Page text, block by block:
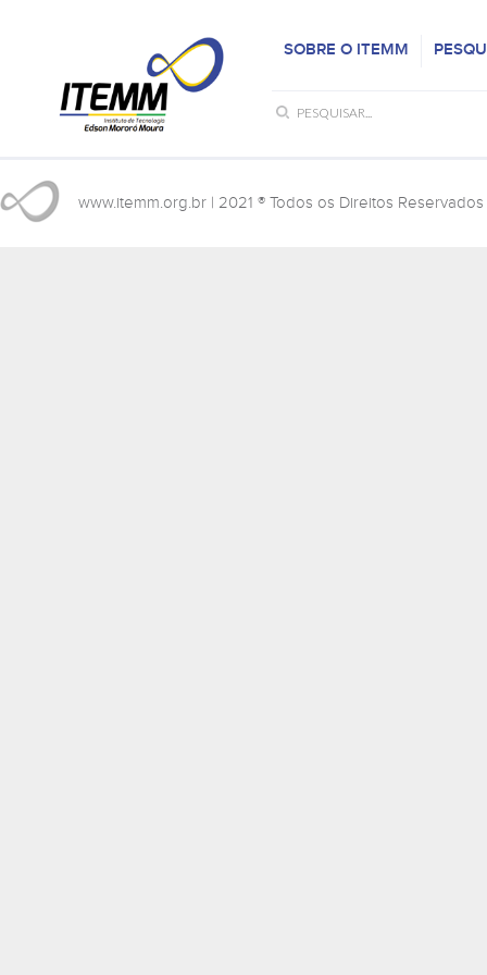
SOBRE O ITEMM
www.itemm.org.br | 2021 ® Todos os Direitos